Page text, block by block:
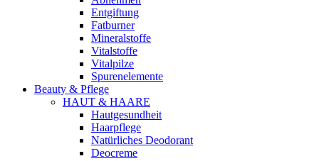
Entgiftung
Fatburner
Mineralstoffe
Vitalstoffe
Vitalpilze
Spurenelemente
Beauty & Pflege
HAUT & HAARE
Hautgesundheit
Haarpflege
Natürliches Deodorant
Deocreme